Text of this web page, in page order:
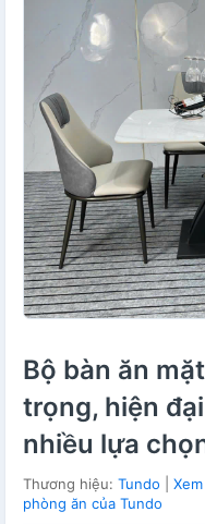
Bộ bàn ăn
trọng, hiện
nhiều lựa
Thương hiệu: Tundo
phòng ăn của Tundo